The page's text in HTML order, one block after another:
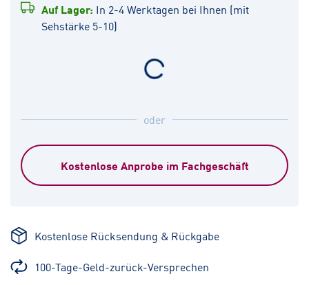
Auf Lager: In 2-4 Werktagen bei Ihnen (mit
Sehstärke 5-10)
oder
Kostenlose Anprobe im Fachgeschäft
Kostenlose Rücksendung & Rückgabe
100-Tage-Geld-zurück-Versprechen